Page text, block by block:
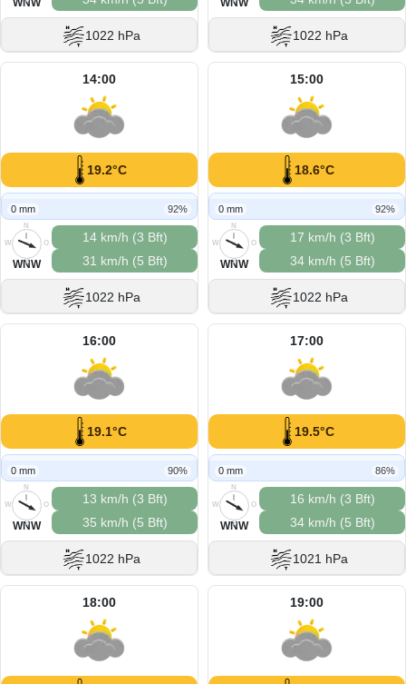
1022 hPa 1022 hPa
14:00
19.2°C
0 mm 92%
N
O
S
W
WNW
14 km/h (3 Bft)
31 km/h (5 Bft)
1022 hPa
15:00
18.6°C
0 mm 92%
N
O
S
W
WNW
17 km/h (3 Bft)
34 km/h (5 Bft)
1022 hPa
16:00
19.1°C
0 mm 90%
N
O
S
W
WNW
13 km/h (3 Bft)
35 km/h (5 Bft)
1022 hPa
17:00
19.5°C
0 mm 86%
N
O
S
W
WNW
16 km/h (3 Bft)
34 km/h (5 Bft)
1021 hPa
18:00 19:00